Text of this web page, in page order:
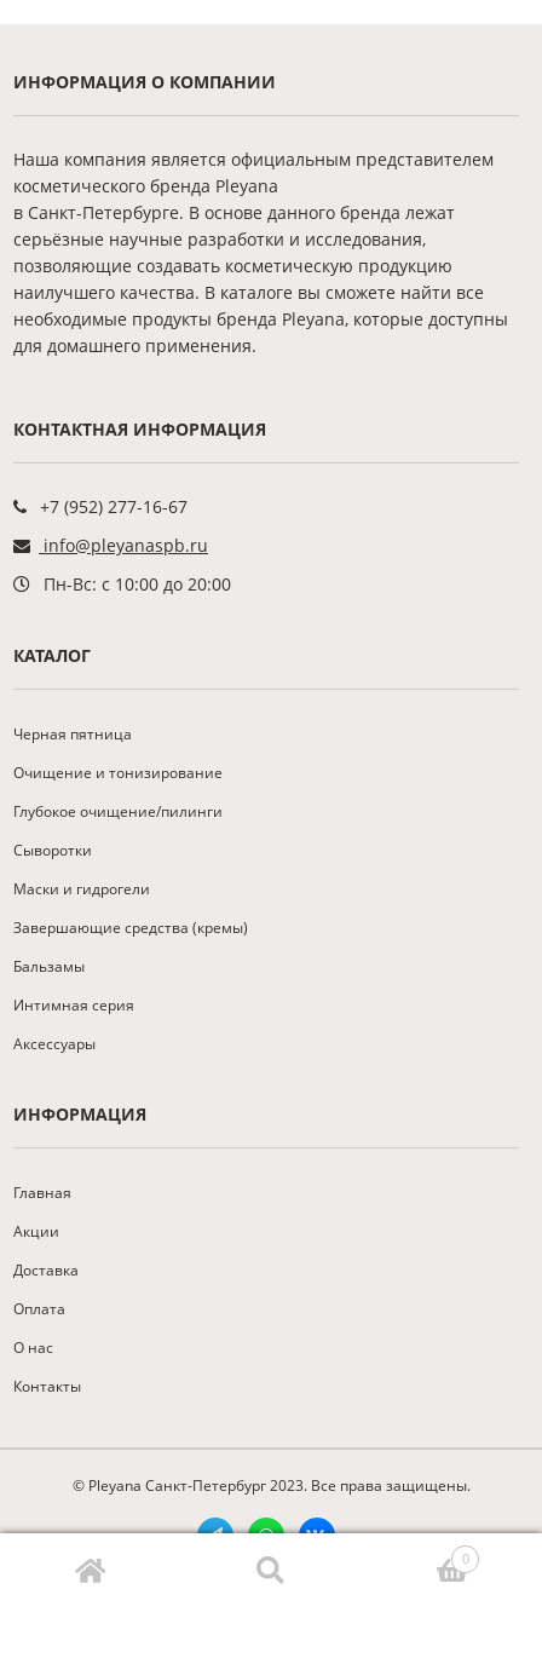
0
ИНФОРМАЦИЯ О КОМПАНИИ
Наша компания является официальным представителем
косметического бренда Pleyana
в Санкт-Петербурге. В основе данного бренда лежат
серьёзные научные разработки и исследования,
позволяющие создавать косметическую продукцию
наилучшего качества. В каталоге вы сможете найти все
необходимые продукты бренда Pleyana, которые доступны
для домашнего применения.
КОНТАКТНАЯ ИНФОРМАЦИЯ
+7 (952) 277-16-67
info@pleyanaspb.ru
Пн-Вс: с 10:00 до 20:00
КАТАЛОГ
Черная пятница
Очищение и тонизирование
Глубокое очищение/пилинги
Сыворотки
Маски и гидрогели
Завершающие средства (кремы)
Бальзамы
Интимная серия
Аксессуары
ИНФОРМАЦИЯ
Главная
Акции
Доставка
Оплата
О нас
Контакты
© Pleyana Санкт-Петербург 2023. Все права защищены.
Разработано в